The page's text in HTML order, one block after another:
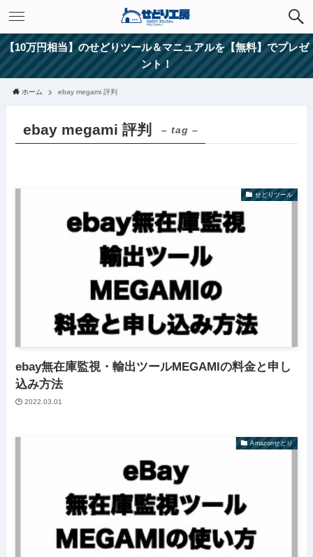
【10万円相当】のせどりツール＆マニュアルを【無料】でプレゼ
ント！
ホーム ebay megami 評判
ebay megami 評判 – tag –
せどりツール
ebay無在庫監視・輸出ツールMEGAMIの料金と申し
込み方法
2022.03.01
Amazonせどり